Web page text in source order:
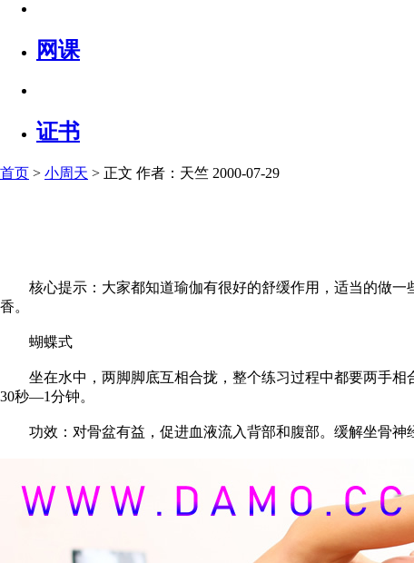
网课
证书
首页 > 小周天 > 正文 作者：天竺 2000-07-29
核心提示：大家都知道瑜伽有很好的舒缓作用，适当的做一
香。
蝴蝶式
坐在水中，两脚脚底互相合拢，整个练习过程中都要两手相
30秒—1分钟。
功效：对骨盆有益，促进血液流入背部和腹部。缓解坐骨神